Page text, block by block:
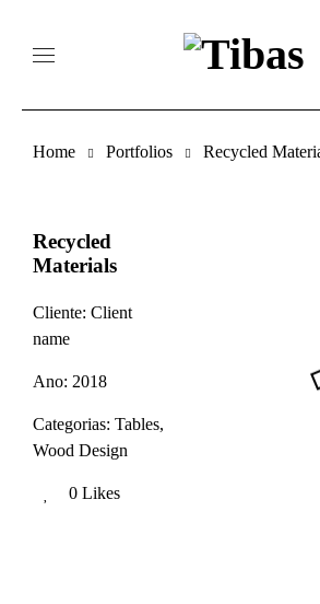
Home Portfolios Recycled
Recycled
Materials
Cliente: Client
name
Ano: 2018
Categorias: Tables,
Wood Design
0 Likes